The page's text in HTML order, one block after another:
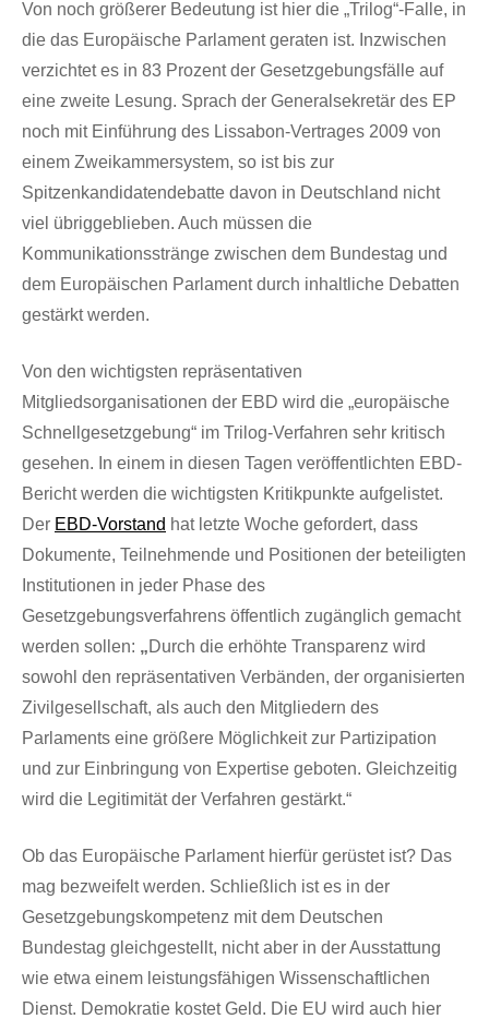
Von noch größerer Bedeutung ist hier die „Trilog“-Falle, in
die das Europäische Parlament geraten ist. Inzwischen
verzichtet es in 83 Prozent der Gesetzgebungsfälle auf
eine zweite Lesung. Sprach der Generalsekretär des EP
noch mit Einführung des Lissabon-Vertrages 2009 von
einem Zweikammersystem, so ist bis zur
Spitzenkandidatendebatte davon in Deutschland nicht
viel übriggeblieben. Auch müssen die
Kommunikationsstränge zwischen dem Bundestag und
dem Europäischen Parlament durch inhaltliche Debatten
gestärkt werden.
Von den wichtigsten repräsentativen
Mitgliedsorganisationen der EBD wird die „europäische
Schnellgesetzgebung“ im Trilog-Verfahren sehr kritisch
gesehen. In einem in diesen Tagen veröffentlichten EBD-
Bericht werden die wichtigsten Kritikpunkte aufgelistet.
Der EBD-Vorstand hat letzte Woche gefordert, dass
Dokumente, Teilnehmende und Positionen der beteiligten
Institutionen in jeder Phase des
Gesetzgebungsverfahrens öffentlich zugänglich gemacht
werden sollen: „Durch die erhöhte Transparenz wird
sowohl den repräsentativen Verbänden, der organisierten
Zivilgesellschaft, als auch den Mitgliedern des
Parlaments eine größere Möglichkeit zur Partizipation
und zur Einbringung von Expertise geboten. Gleichzeitig
wird die Legitimität der Verfahren gestärkt.“
Ob das Europäische Parlament hierfür gerüstet ist? Das
mag bezweifelt werden. Schließlich ist es in der
Gesetzgebungskompetenz mit dem Deutschen
Bundestag gleichgestellt, nicht aber in der Ausstattung
wie etwa einem leistungsfähigen Wissenschaftlichen
Dienst. Demokratie kostet Geld. Die EU wird auch hier